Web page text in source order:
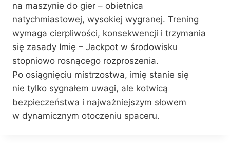
na maszynie do gier – obietnica
natychmiastowej, wysokiej wygranej. Trening
wymaga cierpliwości, konsekwencji i trzymania
się zasady Imię – Jackpot w środowisku
stopniowo rosnącego rozproszenia.
Po osiągnięciu mistrzostwa, imię stanie się
nie tylko sygnałem uwagi, ale kotwicą
bezpieczeństwa i najważniejszym słowem
w dynamicznym otoczeniu spaceru.